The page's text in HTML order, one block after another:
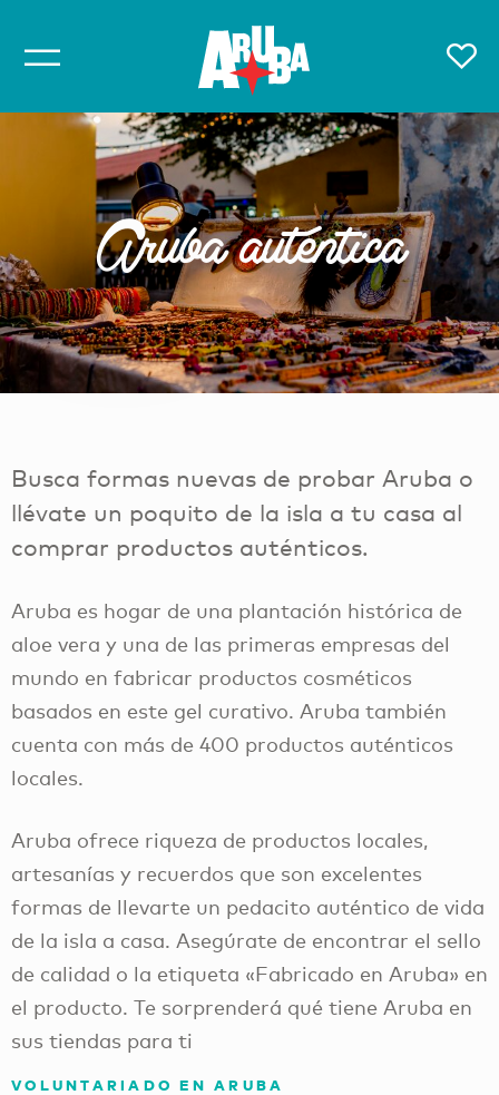
Aruba auténtica
Busca formas nuevas de probar Aruba o
llévate un poquito de la isla a tu casa al
comprar productos auténticos.
Aruba es hogar de una plantación histórica de
aloe vera y una de las primeras empresas del
mundo en fabricar productos cosméticos
basados en este gel curativo. Aruba también
cuenta con más de 400 productos auténticos
locales.
Aruba ofrece riqueza de productos locales,
artesanías y recuerdos que son excelentes
formas de llevarte un pedacito auténtico de vida
de la isla a casa. Asegúrate de encontrar el sello
de calidad o la etiqueta «Fabricado en Aruba» en
el producto. Te sorprenderá qué tiene Aruba en
sus tiendas para ti
VOLUNTARIADO EN ARUBA